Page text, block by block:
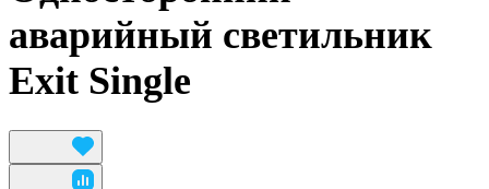
аварийный светильник
Exit Single